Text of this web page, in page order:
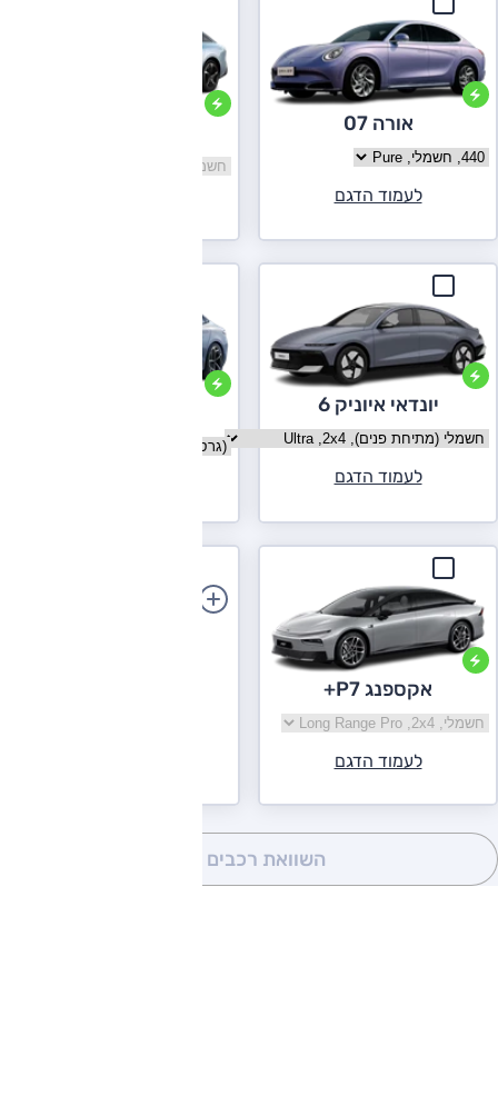
אורה 07
בחר גרסה אורה 07
לעמוד הדגם
בחר גרסה פורת'ינג S7
יונדאי איוניק 6
בחר גרסה יונדאי איוניק 6
לעמוד הדגם
בחר גרסה BYD סיל
אקספנג P7+
בחר גרסה אקספנג P7+
לעמוד הדגם
השוואת רכבים